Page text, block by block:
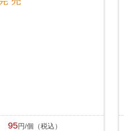
95円/個（税込）